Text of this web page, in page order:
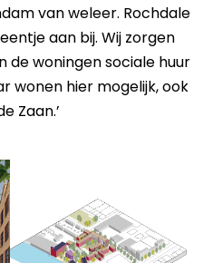
van weleer. Rochdale
aan bij. Wij zorgen
woningen sociale huur
wonen hier mogelijk, ook
Zaan.’